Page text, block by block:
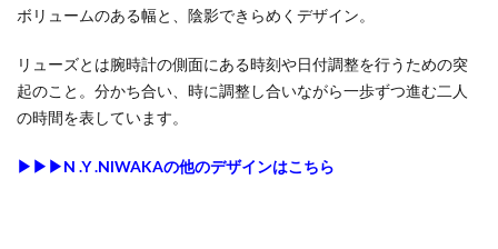
ボリュームのある幅と、陰影できらめくデザイン。
リューズとは腕時計の側面にある時刻や日付調整を行うための突
起のこと。分かち合い、時に調整し合いながら一歩ずつ進む二人
の時間を表しています。
▶︎▶︎▶︎N .Y .NIWAKAの他のデザインはこちら